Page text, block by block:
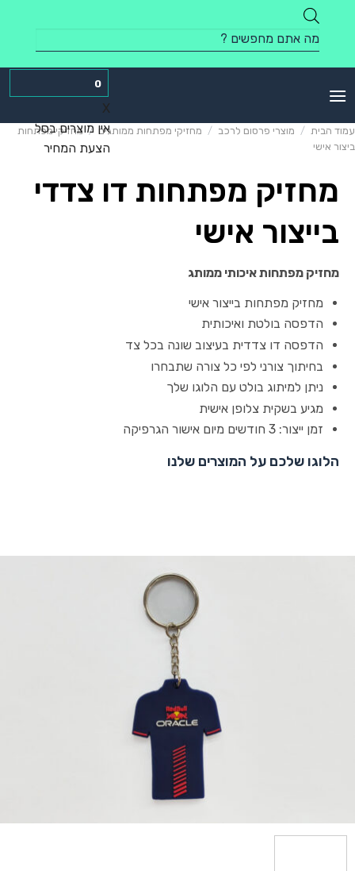
content
Products
search
0
X
אין מוצרים בסל
הצעת המחיר
עמוד הבית / מוצרי פרסום לרכב / מחזיקי מפתחות ממותגים / מחזיקי מפתחות
ביצור אישי
מחזיק מפתחות דו צדדי
בייצור אישי
מחזיק מפתחות איכותי ממותג
מחזיק מפתחות בייצור אישי
הדפסה בולטת ואיכותית
הדפסה דו צדדית בעיצוב שונה בכל צד
בחיתוך צורני לפי כל צורה שתבחרו
ניתן למיתוג בולט עם הלוגו שלך
מגיע בשקית צלופן אישית
זמן ייצור: 3 חודשים מיום אישור הגרפיקה
הלוגו שלכם על המוצרים שלנו